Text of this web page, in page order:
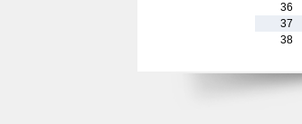
36
37
38